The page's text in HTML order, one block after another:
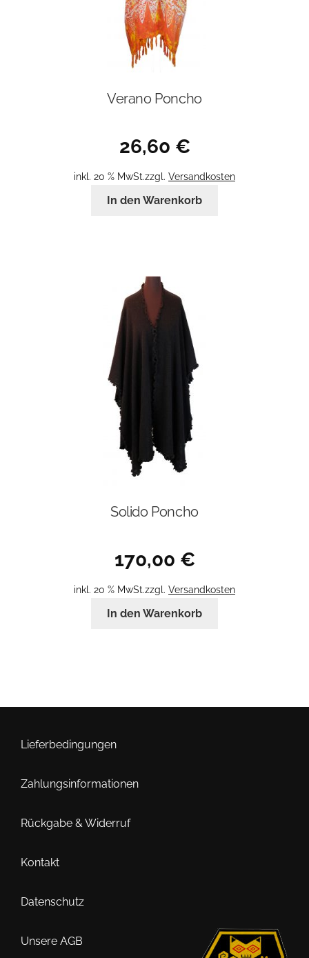
Verano Poncho
26,60 €
inkl. 20 % MwSt.zzgl. Versandkosten
In den Warenkorb
Solido Poncho
170,00 €
inkl. 20 % MwSt.zzgl. Versandkosten
In den Warenkorb
Lieferbedingungen
Zahlungsinformationen
Rückgabe & Widerruf
Kontakt
Datenschutz
Unsere AGB